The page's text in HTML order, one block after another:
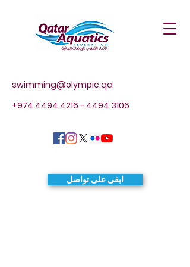
swimming@olympic.qa
+974 4494 4216 - 4494 3106
ابقى على تواصل